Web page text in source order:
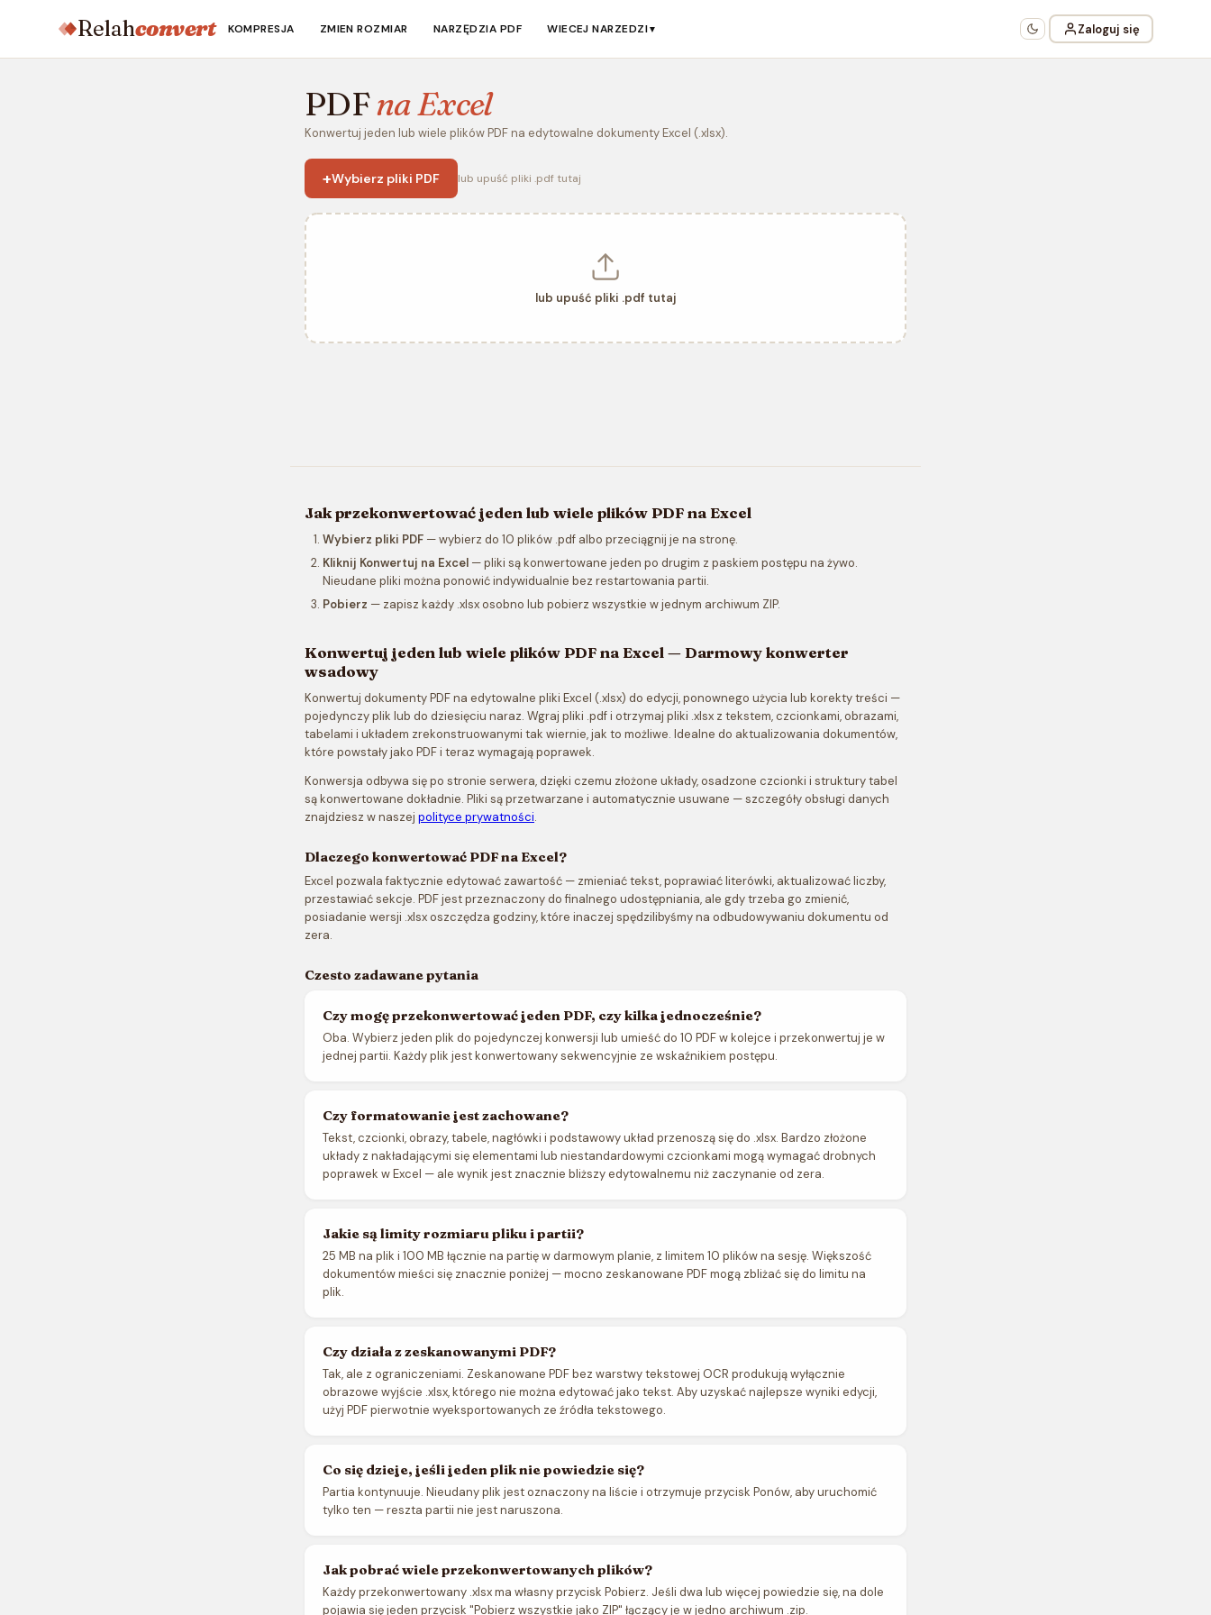
Relahconvert KOMPRESJA ZMIEN ROZMIAR NARZĘDZIA PDF WIECEJ NARZEDZI▼ Zaloguj się
PDFna Excel
Konwertuj jeden lub wiele plików PDF na edytowalne dokumenty Excel (.xlsx).
+Wybierz pliki PDF lub upuść pliki .pdf tutaj
lub upuść pliki .pdf tutaj
Jak przekonwertować jeden lub wiele plików PDF na Excel
Wybierz pliki PDF — wybierz do 10 plików .pdf albo przeciągnij je na stronę.
Kliknij Konwertuj na Excel — pliki są konwertowane jeden po drugim z paskiem postępu na żywo.
Nieudane pliki można ponowić indywidualnie bez restartowania partii.
Pobierz — zapisz każdy .xlsx osobno lub pobierz wszystkie w jednym archiwum ZIP.
Konwertuj jeden lub wiele plików PDF na Excel — Darmowy konwerter
wsadowy
Konwertuj dokumenty PDF na edytowalne pliki Excel (.xlsx) do edycji, ponownego użycia lub korekty treści —
pojedynczy plik lub do dziesięciu naraz. Wgraj pliki .pdf i otrzymaj pliki .xlsx z tekstem, czcionkami, obrazami,
tabelami i układem zrekonstruowanymi tak wiernie, jak to możliwe. Idealne do aktualizowania dokumentów,
które powstały jako PDF i teraz wymagają poprawek.
Konwersja odbywa się po stronie serwera, dzięki czemu złożone układy, osadzone czcionki i struktury tabel
są konwertowane dokładnie. Pliki są przetwarzane i automatycznie usuwane — szczegóły obsługi danych
znajdziesz w naszej polityce prywatności.
Dlaczego konwertować PDF na Excel?
Excel pozwala faktycznie edytować zawartość — zmieniać tekst, poprawiać literówki, aktualizować liczby,
przestawiać sekcje. PDF jest przeznaczony do finalnego udostępniania, ale gdy trzeba go zmienić,
posiadanie wersji .xlsx oszczędza godziny, które inaczej spędzilibyśmy na odbudowywaniu dokumentu od
zera.
Czesto zadawane pytania
Czy mogę przekonwertować jeden PDF, czy kilka jednocześnie?
Oba. Wybierz jeden plik do pojedynczej konwersji lub umieść do 10 PDF w kolejce i przekonwertuj je w
jednej partii. Każdy plik jest konwertowany sekwencyjnie ze wskaźnikiem postępu.
Czy formatowanie jest zachowane?
Tekst, czcionki, obrazy, tabele, nagłówki i podstawowy układ przenoszą się do .xlsx. Bardzo złożone
układy z nakładającymi się elementami lub niestandardowymi czcionkami mogą wymagać drobnych
poprawek w Excel — ale wynik jest znacznie bliższy edytowalnemu niż zaczynanie od zera.
Jakie są limity rozmiaru pliku i partii?
25 MB na plik i 100 MB łącznie na partię w darmowym planie, z limitem 10 plików na sesję. Większość
dokumentów mieści się znacznie poniżej — mocno zeskanowane PDF mogą zbliżać się do limitu na
plik.
Czy działa z zeskanowanymi PDF?
Tak, ale z ograniczeniami. Zeskanowane PDF bez warstwy tekstowej OCR produkują wyłącznie
obrazowe wyjście .xlsx, którego nie można edytować jako tekst. Aby uzyskać najlepsze wyniki edycji,
użyj PDF pierwotnie wyeksportowanych ze źródła tekstowego.
Co się dzieje, jeśli jeden plik nie powiedzie się?
Partia kontynuuje. Nieudany plik jest oznaczony na liście i otrzymuje przycisk Ponów, aby uruchomić
tylko ten — reszta partii nie jest naruszona.
Jak pobrać wiele przekonwertowanych plików?
Każdy przekonwertowany .xlsx ma własny przycisk Pobierz. Jeśli dwa lub więcej powiedzie się, na dole
pojawia się jeden przycisk "Pobierz wszystkie jako ZIP" łączący je w jedno archiwum .zip.